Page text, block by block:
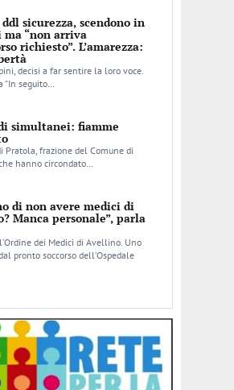
sicurezza, scendono in
“non arriva
richiesto”. L’amarezza:
decisi a far sentire la loro voce.
seguito…
simultanei: fiamme
Pratola, frazione del Comune di
hanno circondato…
di non avere medici di
Manca personale”, parla
dei Medici di Avellino. Uno
pronto soccorso dell’Ospedale